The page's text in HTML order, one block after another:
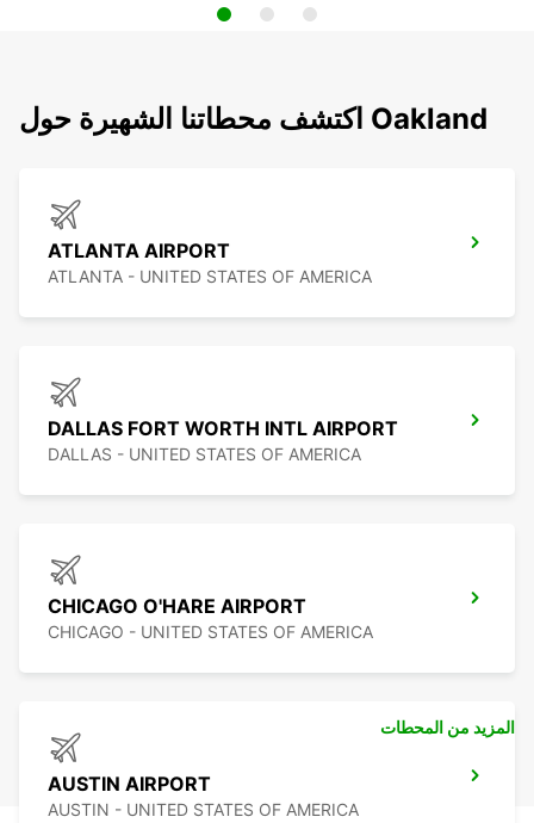
اكتشف محطاتنا الشهيرة حول Oakland
ATLANTA AIRPORT
ATLANTA - UNITED STATES OF AMERICA
DALLAS FORT WORTH INTL AIRPORT
DALLAS - UNITED STATES OF AMERICA
CHICAGO O'HARE AIRPORT
CHICAGO - UNITED STATES OF AMERICA
AUSTIN AIRPORT
AUSTIN - UNITED STATES OF AMERICA
المزيد من المحطات